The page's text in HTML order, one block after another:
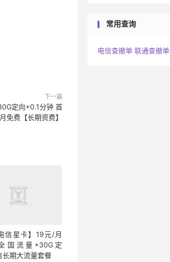
下一篇
定向+0.1分钟 首
月免费【长期资费】
信星卡】19元/月
国流量+30G定
长期大流量套餐
常用查询
电信查撤单 联通查撤单